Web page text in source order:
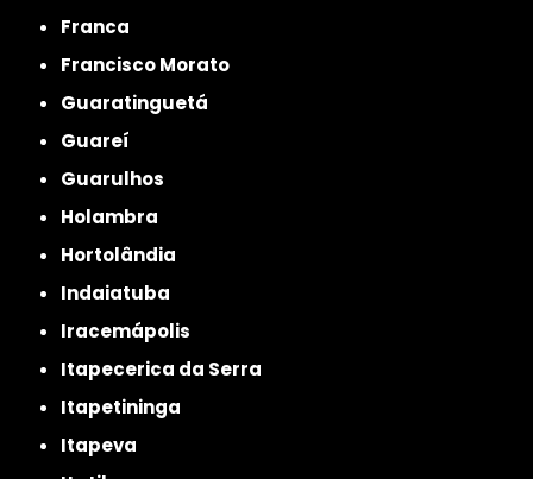
Franca
Francisco Morato
Guaratinguetá
Guareí
Guarulhos
Holambra
Hortolândia
Indaiatuba
Iracemápolis
Itapecerica da Serra
Itapetininga
Itapeva